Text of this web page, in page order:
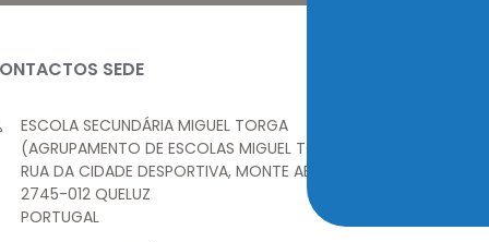
SEDE
ESCOLA SECUNDÁRIA MIGUEL TORGA
(AGRUPAMENTO DE ESCOLAS MIGUEL TORGA)
RUA DA CIDADE DESPORTIVA, MONTE ABRAÃO
2745-012 QUELUZ
PORTUGAL